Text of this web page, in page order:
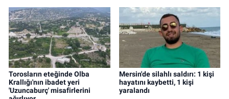
Torosların eteğinde Olba
Krallığı'nın ibadet yeri
'Uzuncaburç' misafirlerini
Mersin'de silahlı saldırı: 1 kişi
hayatını kaybetti, 1 kişi
yaralandı